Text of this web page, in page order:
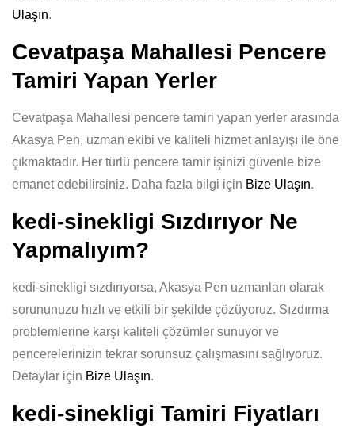
Ulaşın.
Cevatpaşa Mahallesi Pencere
Tamiri Yapan Yerler
Cevatpaşa Mahallesi pencere tamiri yapan yerler arasında
Akasya Pen, uzman ekibi ve kaliteli hizmet anlayışı ile öne
çıkmaktadır. Her türlü pencere tamir işinizi güvenle bize
emanet edebilirsiniz. Daha fazla bilgi için Bize Ulaşın.
kedi-sinekligi Sızdırıyor Ne
Yapmalıyım?
kedi-sinekligi sızdırıyorsa, Akasya Pen uzmanları olarak
sorununuzu hızlı ve etkili bir şekilde çözüyoruz. Sızdırma
problemlerine karşı kaliteli çözümler sunuyor ve
pencerelerinizin tekrar sorunsuz çalışmasını sağlıyoruz.
Detaylar için Bize Ulaşın.
kedi-sinekligi Tamiri Fiyatları